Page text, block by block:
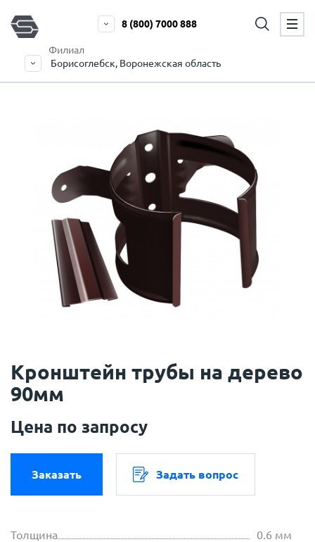
Филиал
Борисоглебск, Воронежская область
8 (800) 7000 888
Кронштейн трубы на дерево
90мм
Цена по запросу
Заказать Задать вопрос
Толщина
0.6 мм